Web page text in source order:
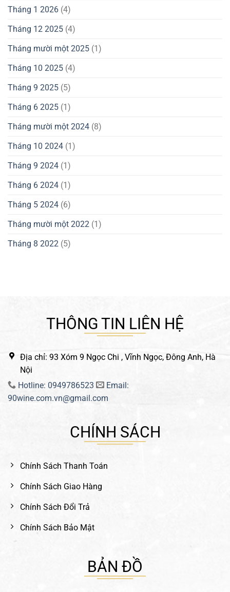
Tháng 1 2026 (4)
Tháng 12 2025 (4)
Tháng mười một 2025 (1)
Tháng 10 2025 (4)
Tháng 9 2025 (5)
Tháng 6 2025 (1)
Tháng mười một 2024 (8)
Tháng 10 2024 (1)
Tháng 9 2024 (1)
Tháng 6 2024 (1)
Tháng 5 2024 (6)
Tháng mười một 2022 (1)
Tháng 8 2022 (5)
THÔNG TIN LIÊN HỆ
Địa chỉ: 93 Xóm 9 Ngọc Chi , Vĩnh Ngọc, Đông Anh, Hà
Nội
Hotline: 0949786523
Email:
90wine.com.vn@gmail.com
CHÍNH SÁCH
Chính Sách Thanh Toán
Chính Sách Giao Hàng
Chính Sách Đổi Trả
Chính Sách Bảo Mật
BẢN ĐỒ